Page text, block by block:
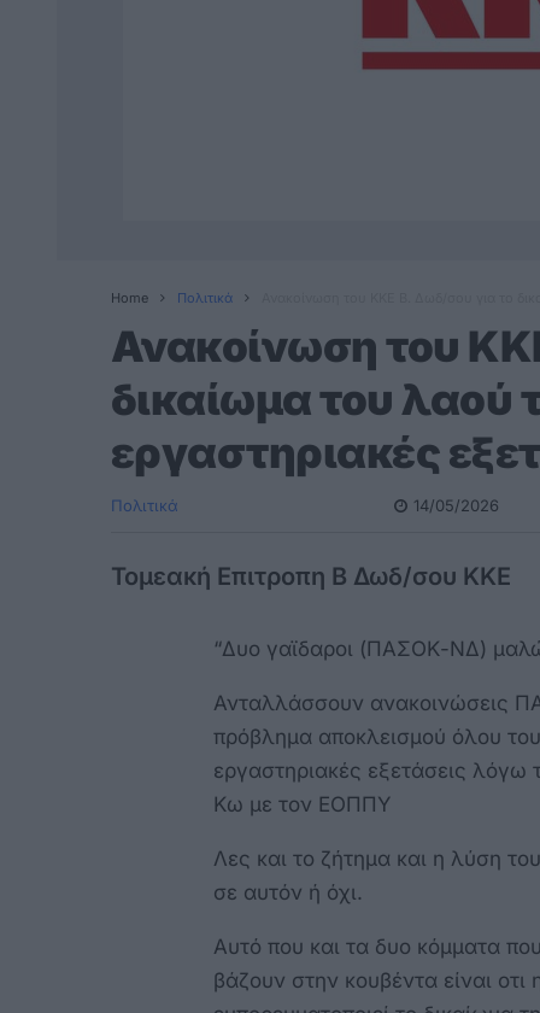
Home Πολιτικά
Ανακοίνωση του
δικαίωμα του λαού
εργαστηριακές
Πολιτικά 14/05/2026
Τομεακή Επιτροπη Β Δωδ/σου ΚΚΕ
“Δυο γαϊδαροι (ΠΑΣΟΚ-ΝΔ)
Ανταλλάσσουν ανακοινώσεις
πρόβλημα αποκλεισμού όλου
εργαστηριακές εξετάσεις
Κω με τον ΕΟΠΠΥ
Λες και το ζήτημα και η λύση
σε αυτόν ή όχι.
Αυτό που και τα δυο κόμματα
βάζουν στην κουβέντα είναι